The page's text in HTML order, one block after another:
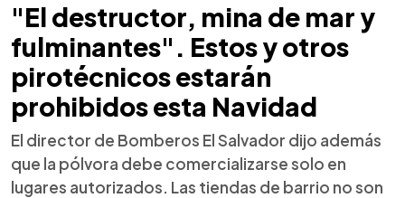
"El destructor, mina de mar y
fulminantes". Estos y otros
pirotécnicos estarán
prohibidos esta Navidad
El director de Bomberos El Salvador dijo además
que la pólvora debe comercializarse solo en
lugares autorizados. Las tiendas de barrio no son